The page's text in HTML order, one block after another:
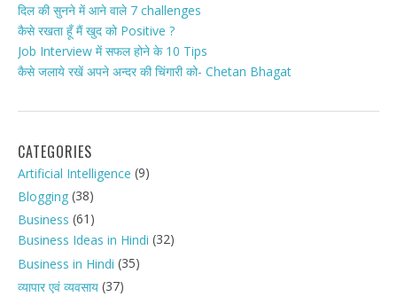
दिल की सुनने में आने वाले 7 challenges
कैसे रखता हूँ मैं खुद को Positive ?
Job Interview में सफल होने के 10 Tips
कैसे जलाये रखें अपने अन्दर की चिंगारी को- Chetan Bhagat
CATEGORIES
Artificial Intelligence (9)
Blogging (38)
Business (61)
Business Ideas in Hindi (32)
Business in Hindi (35)
व्यापार एवं व्यवसाय (37)